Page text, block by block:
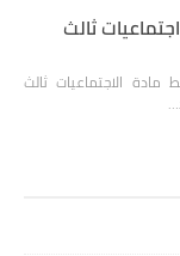
حل اسئله الفصل الاول ص13 اجتماعيات ثالث
ثالث متوسط مادة الاجتماعيات ثالث